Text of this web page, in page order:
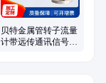
贝特金属管转子流量
计带远传通讯信号输